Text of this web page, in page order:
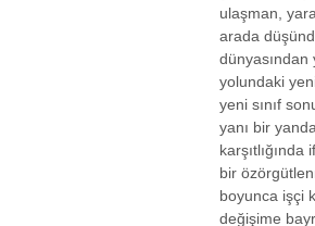
ulaşman,
arada
dünyasından
yolundaki
yeni sınıf
yanı bir
bir
boyunca işçi
değişime